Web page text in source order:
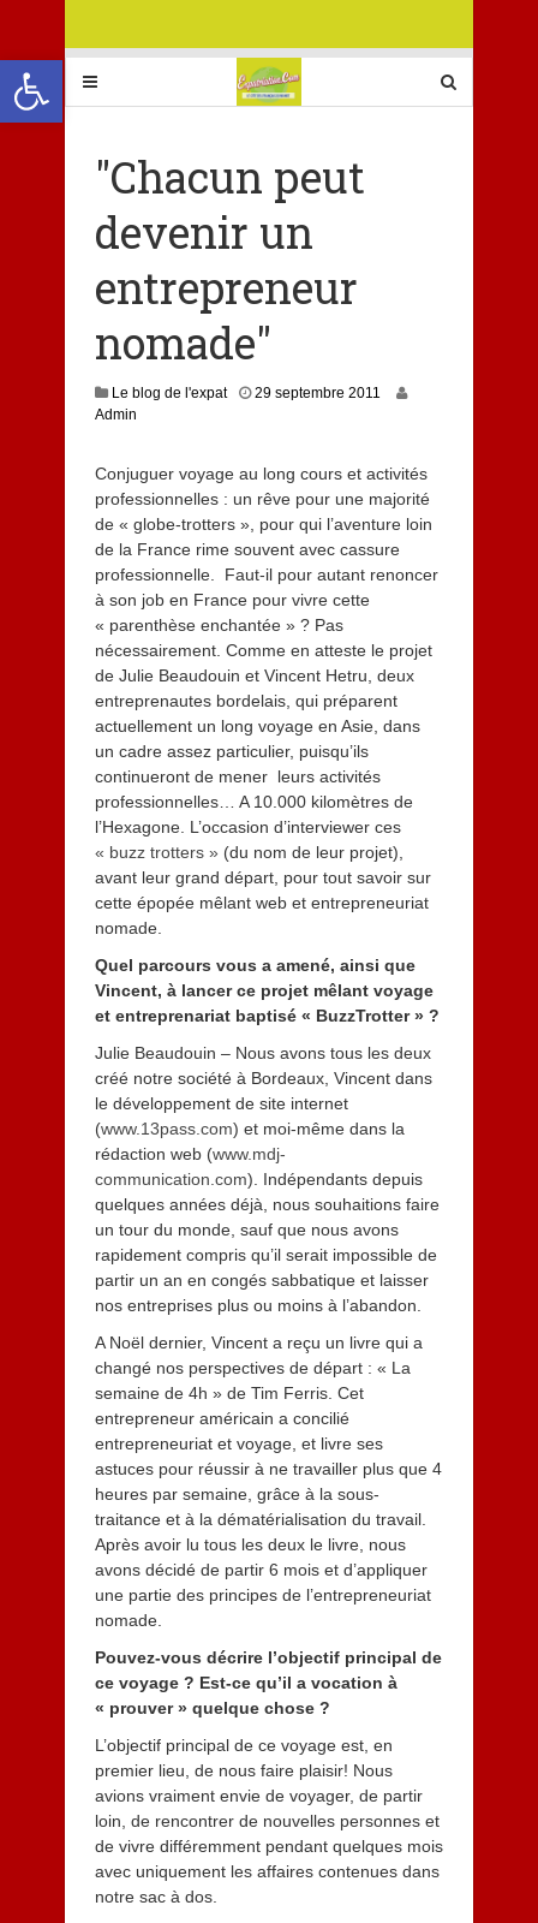
Ouvrir la barre d’outils
"Chacun peut
devenir un
entrepreneur
nomade"
Le blog de l'expat
29 septembre 2011
Admin
Conjuguer voyage au long cours et activités
professionnelles : un rêve pour une majorité
de « globe-trotters », pour qui l’aventure loin
de la France rime souvent avec cassure
professionnelle. Faut-il pour autant renoncer
à son job en France pour vivre cette
« parenthèse enchantée » ? Pas
nécessairement. Comme en atteste le projet
de Julie Beaudouin et Vincent Hetru, deux
entreprenautes bordelais, qui préparent
actuellement un long voyage en Asie, dans
un cadre assez particulier, puisqu’ils
continueront de mener leurs activités
professionnelles… A 10.000 kilomètres de
l’Hexagone. L’occasion d’interviewer ces
« buzz trotters »(du nom de leur projet),
avant leur grand départ, pour tout savoir sur
cette épopée mêlant web et entrepreneuriat
nomade.
Quel parcours vous a amené, ainsi que
Vincent, à lancer ce projet mêlant voyage
et entreprenariat baptisé « BuzzTrotter » ?
Julie Beaudouin – Nous avons tous les deux
créé notre société à Bordeaux, Vincent dans
le développement de site internet
(www.13pass.com) et moi-même dans la
rédaction web (www.mdj-
communication.com). Indépendants depuis
quelques années déjà, nous souhaitions faire
un tour du monde, sauf que nous avons
rapidement compris qu’il serait impossible de
partir un an en congés sabbatique et laisser
nos entreprises plus ou moins à l’abandon.
A Noël dernier, Vincent a reçu un livre qui a
changé nos perspectives de départ : « La
semaine de 4h » de Tim Ferris. Cet
entrepreneur américain a concilié
entrepreneuriat et voyage, et livre ses
astuces pour réussir à ne travailler plus que 4
heures par semaine, grâce à la sous-
traitance et à la dématérialisation du travail.
Après avoir lu tous les deux le livre, nous
avons décidé de partir 6 mois et d’appliquer
une partie des principes de l’entrepreneuriat
nomade.
Pouvez-vous décrire l’objectif principal de
ce voyage ? Est-ce qu’il a vocation à
« prouver » quelque chose ?
L’objectif principal de ce voyage est, en
premier lieu, de nous faire plaisir! Nous
avions vraiment envie de voyager, de partir
loin, de rencontrer de nouvelles personnes et
de vivre différemment pendant quelques mois
avec uniquement les affaires contenues dans
notre sac à dos.